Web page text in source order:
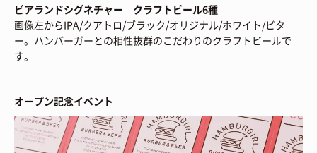
ビアランドシグネチャー クラフトビール6種
画像左からIPA/クアトロ/ブラック/オリジナル/ホワイト/ビタ
ー。ハンバーガーとの相性抜群のこだわりのクラフトビールで
す。
オープン記念イベント